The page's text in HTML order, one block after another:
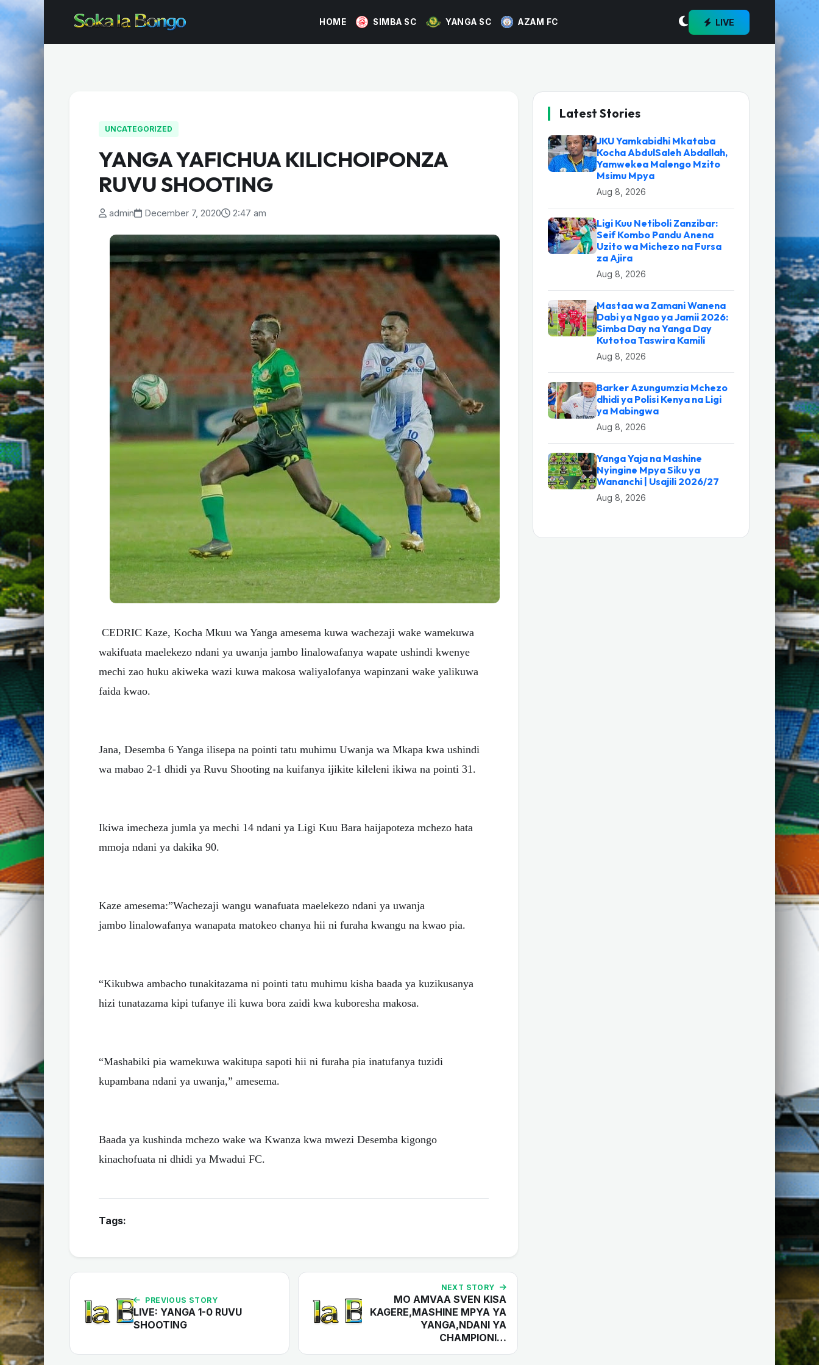
HOME SIMBA SC YANGA SC AZAM FC LIVE
UNCATEGORIZED
YANGA YAFICHUA KILICHOIPONZA
RUVU SHOOTING
admin December 7, 2020 2:47 am
CEDRIC Kaze, Kocha Mkuu wa Yanga amesema kuwa wachezaji wake wamekuwa
wakifuata maelekezo ndani ya uwanja jambo linalowafanya wapate ushindi kwenye
mechi zao huku akiweka wazi kuwa makosa waliyalofanya wapinzani wake yalikuwa
faida kwao.
Jana, Desemba 6 Yanga ilisepa na pointi tatu muhimu Uwanja wa Mkapa kwa ushindi
wa mabao 2-1 dhidi ya Ruvu Shooting na kuifanya ijikite kileleni ikiwa na pointi 31.
Ikiwa imecheza jumla ya mechi 14 ndani ya Ligi Kuu Bara haijapoteza mchezo hata
mmoja ndani ya dakika 90.
Kaze amesema:”Wachezaji wangu wanafuata maelekezo ndani ya uwanja
jambo linalowafanya wanapata matokeo chanya hii ni furaha kwangu na kwao pia.
“Kikubwa ambacho tunakitazama ni pointi tatu muhimu kisha baada ya kuzikusanya
hizi tunatazama kipi tufanye ili kuwa bora zaidi kwa kuboresha makosa.
“Mashabiki pia wamekuwa wakitupa sapoti hii ni furaha pia inatufanya tuzidi
kupambana ndani ya uwanja,” amesema.
Baada ya kushinda mchezo wake wa Kwanza kwa mwezi Desemba kigongo
kinachofuata ni dhidi ya Mwadui FC.
Tags:
PREVIOUS STORY
LIVE: YANGA 1-0 RUVU
SHOOTING
NEXT STORY
MO AMVAA SVEN KISA
KAGERE,MASHINE MPYA YA
YANGA,NDANI YA
CHAMPIONI…
Latest Stories
JKU Yamkabidhi Mkataba
Kocha AbdulSaleh Abdallah,
Yamwekea Malengo Mzito
Msimu Mpya
Aug 8, 2026
Ligi Kuu Netiboli Zanzibar:
Seif Kombo Pandu Anena
Uzito wa Michezo na Fursa
za Ajira
Aug 8, 2026
Mastaa wa Zamani Wanena
Dabi ya Ngao ya Jamii 2026:
Simba Day na Yanga Day
Kutotoa Taswira Kamili
Aug 8, 2026
Barker Azungumzia Mchezo
dhidi ya Polisi Kenya na Ligi
ya Mabingwa
Aug 8, 2026
Yanga Yaja na Mashine
Nyingine Mpya Siku ya
Wananchi | Usajili 2026/27
Aug 8, 2026